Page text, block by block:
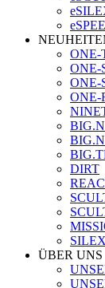
ONE-
ONE-
ONE-
ONE-
DIRT
SILEX
ÜBER UNS